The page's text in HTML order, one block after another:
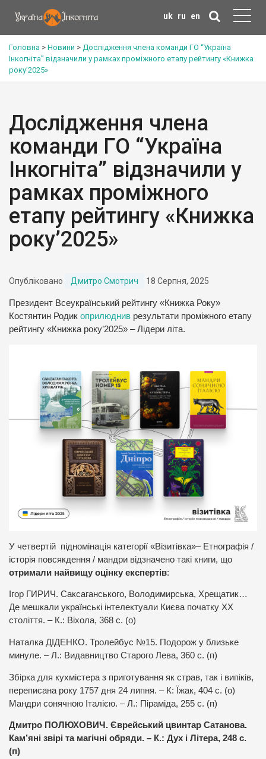
uk ru en
Головна > Новини > Дослідження члена команди ГО “Україна
Інкогніта” відзначили у рамках проміжного етапу рейтингу «Книжка
року’2025»
Дослідження члена
команди ГО “Україна
Інкогніта” відзначили у
рамках проміжного
етапу рейтингу «Книжка
року’2025»
Опубліковано Дмитро Смотрич 18 Серпня, 2025
Президент Всеукраїнський рейтингу «Книжка Року»
Костянтин Родик оприлюднив результати проміжного етапу
рейтингу «Книжка року’2025» – Лідери літа.
У четвертій підномінація категорії «Візитівка»– Етнографія /
історія повсякдення / мандри відзначено такі книги, що
отримали найвищу оцінку експертів:
Ігор ГИРИЧ. Саксаганського, Володимирська, Хрещатик…
Де мешкали українські інтелектуали Києва початку ХХ
століття. – К.: Віхола, 368 с. (о)
Наталка ДІДЕНКО. Тролейбус №15. Подорож у близьке
минуле. – Л.: Видавництво Старого Лева, 360 с. (п)
Збірка для кухмістера з приготування як страв, так і випіків,
переписана року 1757 дня 24 липня. – К: Їжак, 404 с. (о)
Мандри сонячною Італією. – Л.: Піраміда, 255 с. (п)
Дмитро ПОЛЮХОВИЧ. Єврейський цвинтар Сатанова.
Кам’яні звірі та магічні обряди. – К.: Дух і Літера, 248 с.
(п)